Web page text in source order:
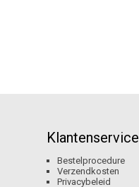
Klantenservice
Bestelprocedure
Verzendkosten
Privacybeleid